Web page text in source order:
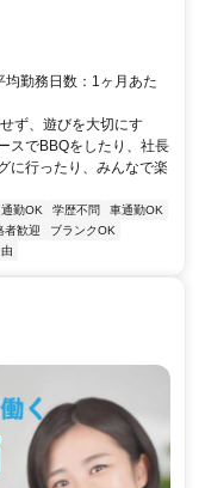
勤務日数：1ヶ月あた
ず、遊びを大切にす
スでBBQをしたり、社長
に行ったり、みんなで楽
勤OK 学歴不問
車通勤OK
者歓迎
ブランクOK